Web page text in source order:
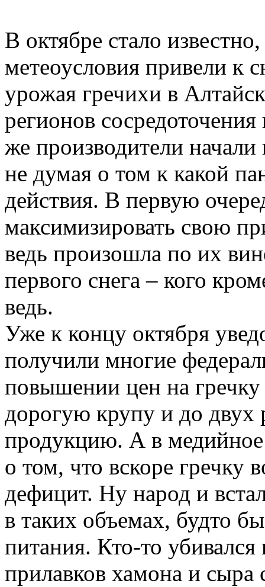
В октябре стало
метеоусловия привели к
урожая гречихи в
регионов
же производители
не думая о том к какой
действия. В первую
максимизировать свою
ведь произошла по их
первого снега – кого
ведь.
Уже к концу октября
получили многие
повышении цен на
дорогую крупу и до
продукцию. А в медийное
о том, что вскоре гречку
дефицит. Ну народ и
в таких объемах, будто
питания. Кто-то
прилавков хамона и сыра